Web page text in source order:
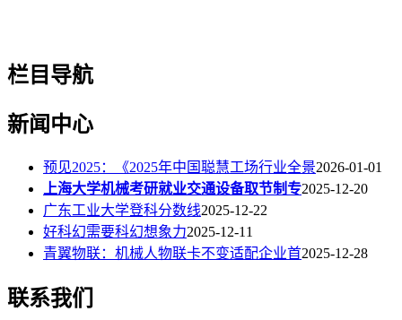
栏目导航
新闻中心
预见2025：《2025年中国聪慧工场行业全景2026-01-01
上海大学机械考研就业交通设备取节制专2025-12-20
广东工业大学登科分数线2025-12-22
好科幻需要科幻想象力2025-12-11
青翼物联：机械人物联卡不变适配企业首2025-12-28
联系我们